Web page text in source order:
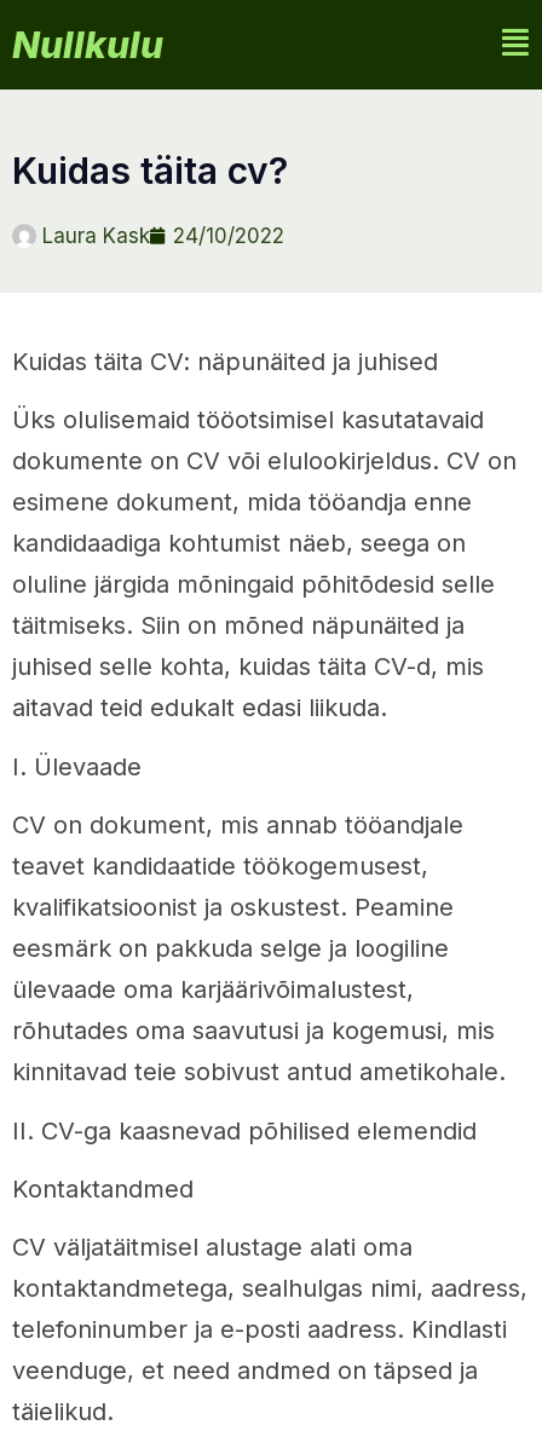
Nullkulu
kuidas täita cv?
Laura Kask 24/10/2022
Kuidas täita CV: näpunäited ja juhised
Üks olulisemaid tööotsimisel kasutatavaid
dokumente on CV või elulookirjeldus. CV on
esimene dokument, mida tööandja enne
kandidaadiga kohtumist näeb, seega on
oluline järgida mõningaid põhitõdesid selle
täitmiseks. Siin on mõned näpunäited ja
juhised selle kohta, kuidas täita CV-d, mis
aitavad teid edukalt edasi liikuda.
I. Ülevaade
CV on dokument, mis annab tööandjale
teavet kandidaatide töökogemusest,
kvalifikatsioonist ja oskustest. Peamine
eesmärk on pakkuda selge ja loogiline
ülevaade oma karjäärivõimalustest,
rõhutades oma saavutusi ja kogemusi, mis
kinnitavad teie sobivust antud ametikohale.
II. CV-ga kaasnevad põhilised elemendid
Kontaktandmed
CV väljatäitmisel alustage alati oma
kontaktandmetega, sealhulgas nimi, aadress,
telefoninumber ja e-posti aadress. Kindlasti
veenduge, et need andmed on täpsed ja
täielikud.